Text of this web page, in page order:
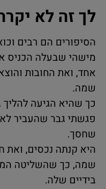
לך זה לא
הסיפורים הם רבים
מישהי שבעלה הכניס
אחד, ואת החובות
שמה.
כך שהיא הגיעה להליך
פגשתי גבר שהעביר
שחסך.
היא קנתה נכסים, ואת
שמה, כך שהשליטה
בידיים שלה.